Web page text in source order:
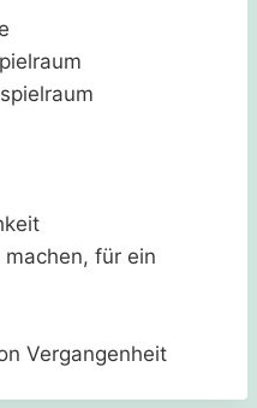
für ein
Vergangenheit